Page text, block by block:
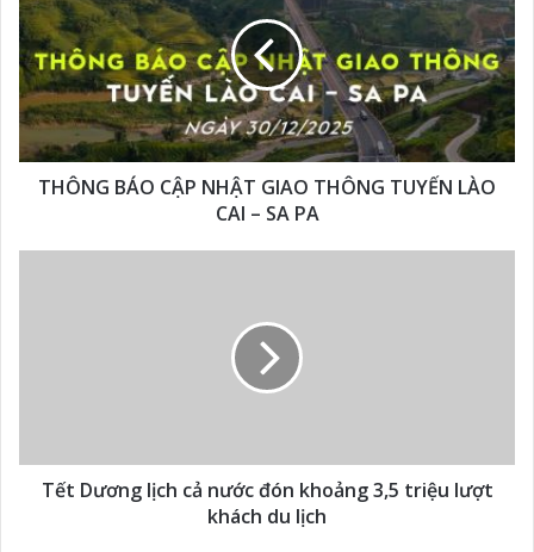
THÔNG BÁO CẬP NHẬT GIAO THÔNG TUYẾN LÀO
CAI – SA PA
Tết Dương lịch cả nước đón khoảng 3,5 triệu lượt
khách du lịch